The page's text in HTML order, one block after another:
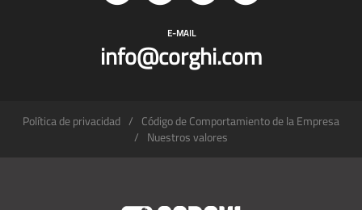
E-MAIL
info@corghi.com
Política de privacidad
Código de Comportamiento de la Empresa
Nuestros valores